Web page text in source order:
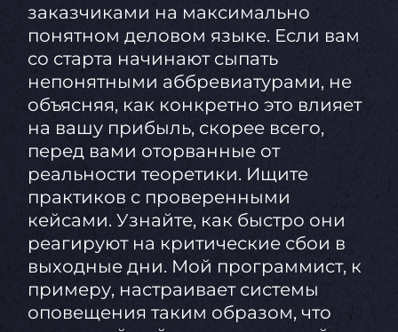
заказчиками на максимально
понятном деловом языке. Если вам
со старта начинают сыпать
непонятными аббревиатурами, не
объясняя, как конкретно это влияет
на вашу прибыль, скорее всего,
перед вами оторванные от
реальности теоретики. Ищите
практиков с проверенными
кейсами. Узнайте, как быстро они
реагируют на критические сбои в
выходные дни. Мой программист, к
примеру, настраивает системы
оповещения таким образом, что